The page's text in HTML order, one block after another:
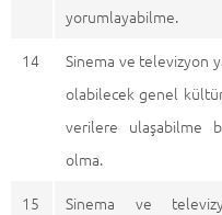
yorumlayabilme.
14
Sinema ve televizyon
olabilecek genel
verilere ulaşabilme
olma.
15
Sinema ve